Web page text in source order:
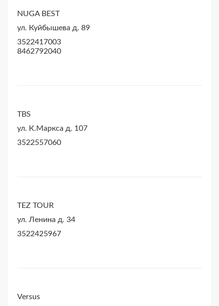
NUGA BEST
ул. Куйбышева д. 89
3522417003
8462792040
TBS
ул. К.Маркса д. 107
3522557060
TEZ TOUR
ул. Ленина д. 34
3522425967
Versus